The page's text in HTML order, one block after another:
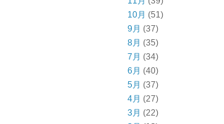
10月 (51)
9月 (37)
8月 (35)
7月 (34)
6月 (40)
5月 (37)
4月 (27)
3月 (22)